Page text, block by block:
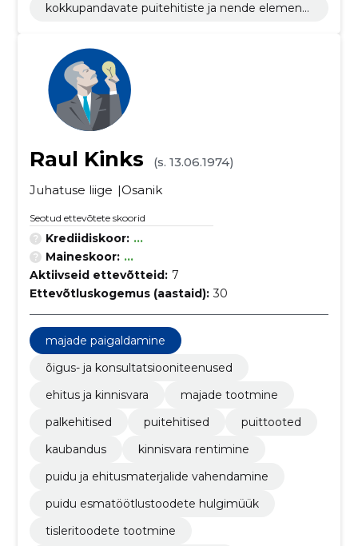
kokkupandavate puitehitiste ja nende elementi
Raul Kinks
(s. 13.06.1974)
Juhatuse liige
Osanik
Seotud ettevõtete skoorid
Krediidiskoor: ...
Maineskoor: ...
Aktiivseid ettevõtteid: 7
Ettevõtluskogemus (aastaid): 30
majade paigaldamine
õigus- ja konsultatsiooniteenused
ehitus ja kinnisvara
majade tootmine
palkehitised
puitehitised
puittooted
kaubandus
kinnisvara rentimine
puidu ja ehitusmaterjalide vahendamine
puidu esmatöötlustoodete hulgimüük
tisleritoodete tootmine